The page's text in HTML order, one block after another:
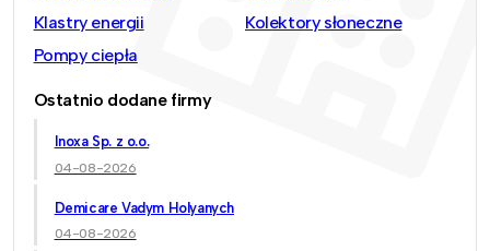
Klastry energii
Kolektory słoneczne
Pompy ciepła
Ostatnio dodane firmy
Inoxa Sp. z o.o.
04-08-2026
Demicare Vadym Holyanych
04-08-2026